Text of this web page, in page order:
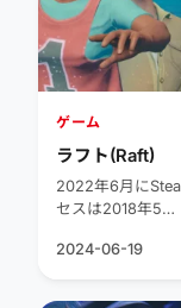
ゲーム
ラフト(Raft)
2022年6月に
セスは2018年5…
2024-06-19